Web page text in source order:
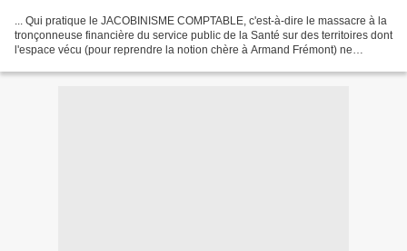
... Qui pratique le JACOBINISME COMPTABLE, c'est-à-dire le massacre à la
tronçonneuse financière du service public de la Santé sur des territoires dont
l'espace vécu (pour reprendre la notion chère à Armand Frémont) ne